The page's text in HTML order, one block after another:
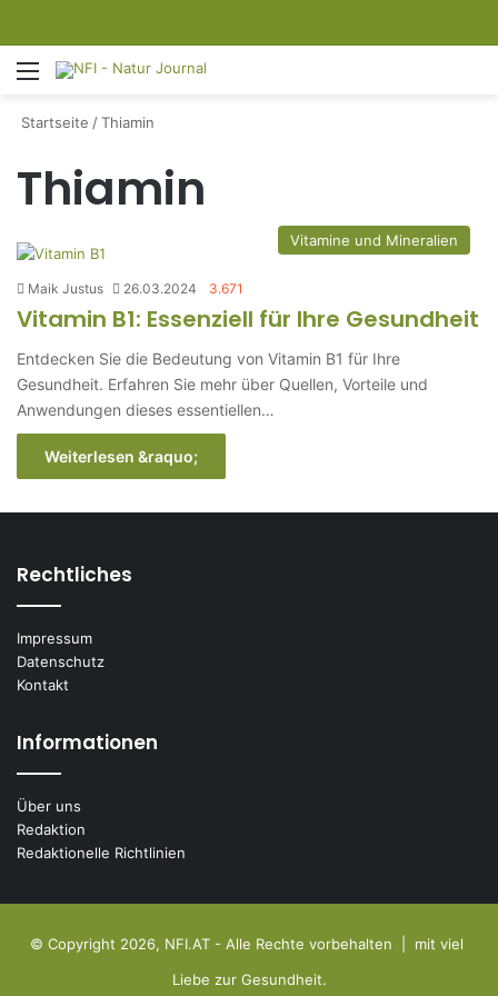
Menü
Startseite /Thiamin
Thiamin
Vitamine und Mineralien
Maik Justus 26.03.2024 3.671
Vitamin B1: Essenziell für Ihre Gesundheit
Entdecken Sie die Bedeutung von Vitamin B1 für Ihre
Gesundheit. Erfahren Sie mehr über Quellen, Vorteile und
Anwendungen dieses essentiellen…
Weiterlesen &raquo;
Rechtliches
Impressum
Datenschutz
Kontakt
Informationen
Über uns
Redaktion
Redaktionelle Richtlinien
© Copyright 2026, NFI.AT - Alle Rechte vorbehalten | mit viel
Liebe zur Gesundheit.